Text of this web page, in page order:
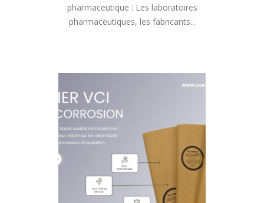
pharmaceutique : Les laboratoires
pharmaceutiques, les fabricants...